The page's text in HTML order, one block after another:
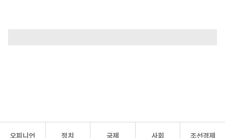
오피니언 정치 국제 사회 조선경제